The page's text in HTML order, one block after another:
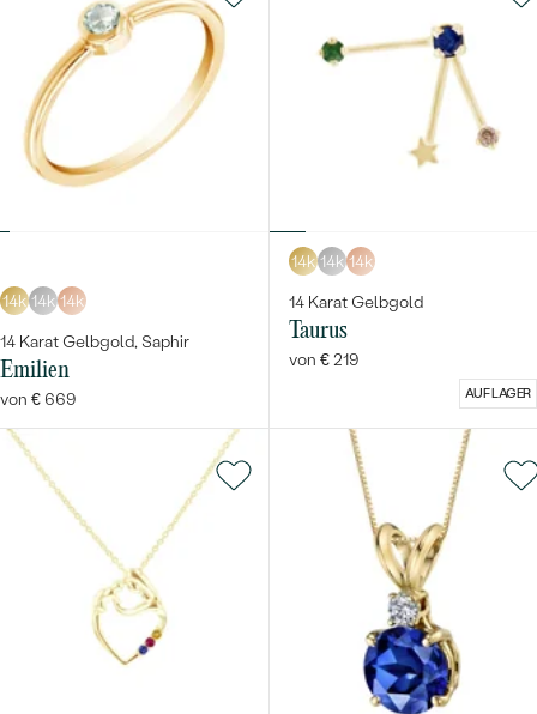
14k 14k 14k
14 Karat Gelbgold, Saphir
Emilien
von € 669
14k 14k 14k
14 Karat Gelbgold
Taurus
von € 219
AUF LAGER